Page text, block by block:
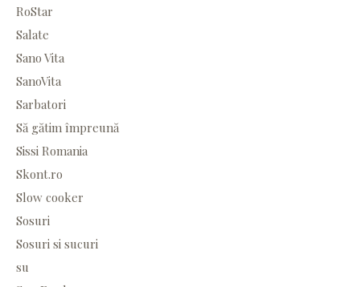
RoStar
Salate
Sano Vita
SanoVita
Sarbatori
Să gătim împreună
Sissi Romania
Skont.ro
Slow cooker
Sosuri
Sosuri si sucuri
su